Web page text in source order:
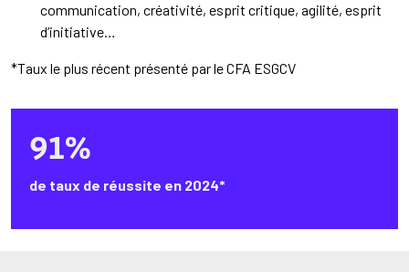
communication, créativité, esprit critique, agilité, esprit
d’initiative…
*Taux le plus récent présenté par le CFA ESGCV
91%
de taux de réussite en 2024*